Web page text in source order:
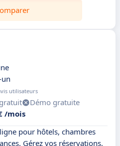
utilisateurs
Démo gratuite
/mois
pour hôtels, chambres
Gérez vos réservations,